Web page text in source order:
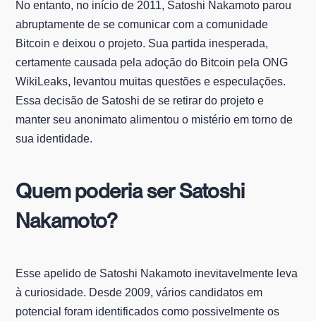
No entanto, no início de 2011, Satoshi Nakamoto parou
abruptamente de se comunicar com a comunidade
Bitcoin e deixou o projeto. Sua partida inesperada,
certamente causada pela adoção do Bitcoin pela ONG
WikiLeaks, levantou muitas questões e especulações.
Essa decisão de Satoshi de se retirar do projeto e
manter seu anonimato alimentou o mistério em torno de
sua identidade.
Quem poderia ser Satoshi
Nakamoto?
Esse apelido de Satoshi Nakamoto inevitavelmente leva
à curiosidade. Desde 2009, vários candidatos em
potencial foram identificados como possivelmente os